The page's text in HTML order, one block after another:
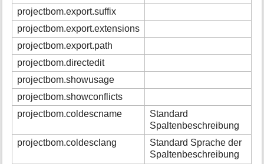
projectbom.export.suffix
projectbom.export.extensions
projectbom.export.path
projectbom.directedit
projectbom.showusage
projectbom.showconflicts
projectbom.coldescname
Standard
Spaltenbeschreibung
projectbom.coldesclang
Standard Sprache der
Spaltenbeschreibung